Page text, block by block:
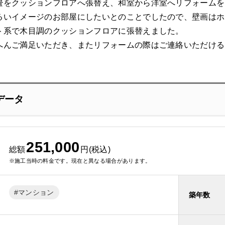
をクッションフロアへ張替え、和室から洋室へリフォーム
いイメージのお部屋にしたいとのことでしたので、壁画は
で木目調のクッションフロアに張替えました。
んご満足いただき、またリフォームの際はご連絡いただけ
ータ
総額251,000 円(税込)
※施工当時の料金です。現在と異なる場合があります。
マンション 築年数